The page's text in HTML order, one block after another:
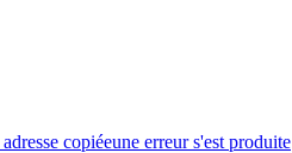
adresse copiéeune erreur s'est produite